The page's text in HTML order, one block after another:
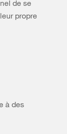
de se
propre
à des